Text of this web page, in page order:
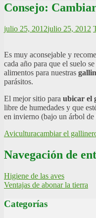
Consejo:
julio 25, 2012julio 25, 2012
Es muy aconsejable y
cada año para que el suelo
alimentos para nuestras
parásitos.
El mejor sitio para ubicar el
libre de humedades y que
en invierno (bajo un árbol de
Aviculturacambiar el
Navegación de
Higiene de las aves
Ventajas de abonar la tierra
Categorías